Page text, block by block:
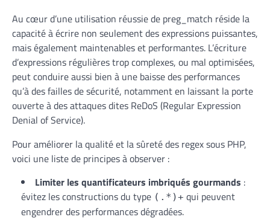
Au cœur d’une utilisation réussie de preg_match réside la
capacité à écrire non seulement des expressions puissantes,
mais également maintenables et performantes. L’écriture
d’expressions régulières trop complexes, ou mal optimisées,
peut conduire aussi bien à une baisse des performances
qu’à des failles de sécurité, notamment en laissant la porte
ouverte à des attaques dites ReDoS (Regular Expression
Denial of Service).
Pour améliorer la qualité et la sûreté des regex sous PHP,
voici une liste de principes à observer :
Limiter les quantificateurs imbriqués gourmands :
évitez les constructions du type (.*)+ qui peuvent
engendrer des performances dégradées.